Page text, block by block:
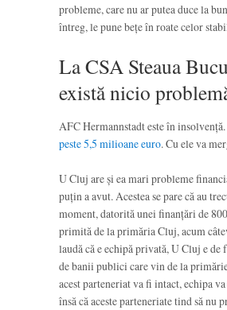
probleme, care nu ar putea duce la
întreg, le pune bețe în roate celor
La CSA Steaua
există nicio
AFC Hermannstadt este în insolvență.
peste 5,5 milioane euro. Cu ele va
U Cluj are și ea mari probleme
puțin a avut. Acestea se pare că au
moment, datorită unei finanțări de
primită de la primăria Cluj, acum
laudă că e echipă privată, U Cluj e de
de banii publici care vin de la
acest parteneriat va fi intact, echipa
însă că aceste parteneriate tind să nu